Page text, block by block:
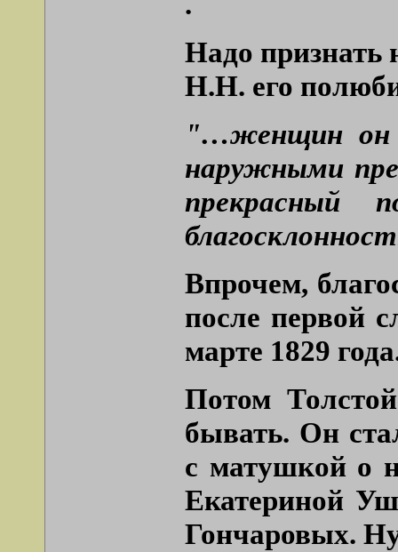
Надо признать
Н.Н. его
"…женщин он
наружными
прекрасный
Впрочем,
после первой
марте 1829
Потом
бывать. Он
с матушкой о
Екатериной
Гончаровых.